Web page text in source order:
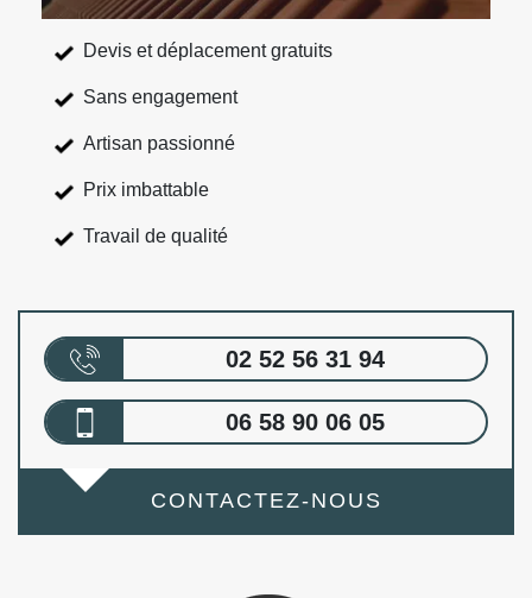
Devis et déplacement gratuits
Sans engagement
Artisan passionné
Prix imbattable
Travail de qualité
02 52 56 31 94
06 58 90 06 05
CONTACTEZ-NOUS